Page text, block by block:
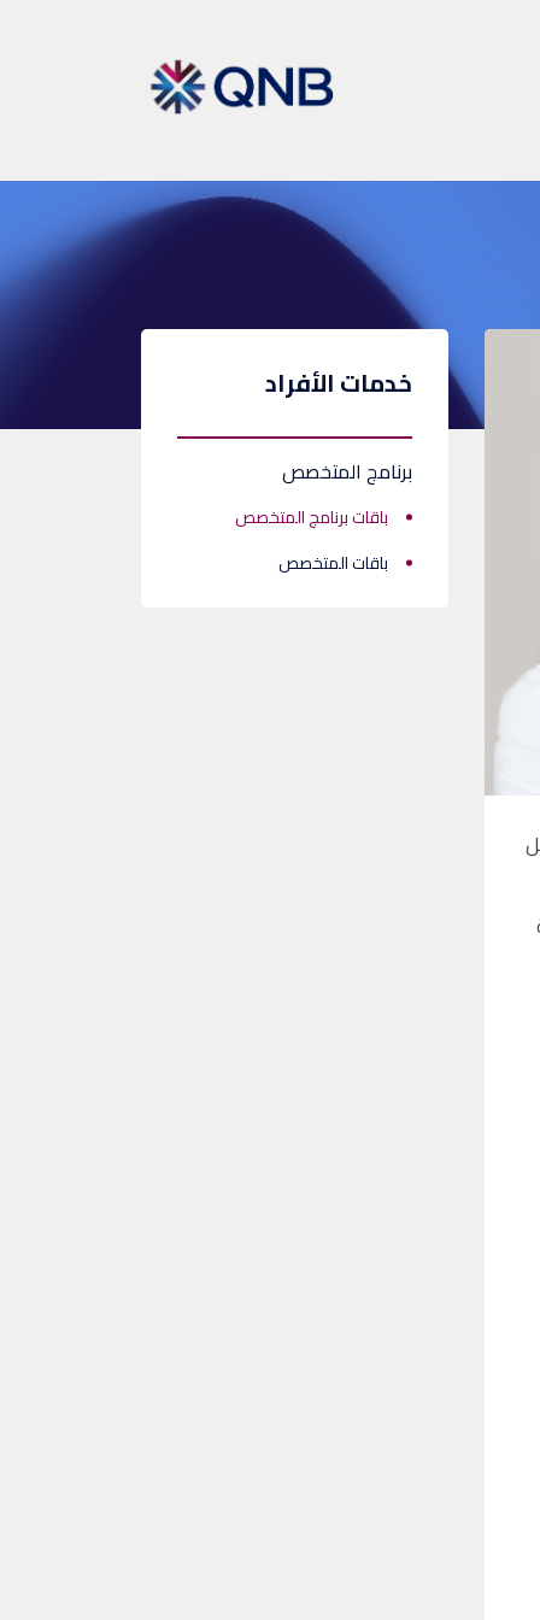
خدمات الأفراد
برنامج المتخصص
باقات برنامج المتخصص
باقات المتخصص